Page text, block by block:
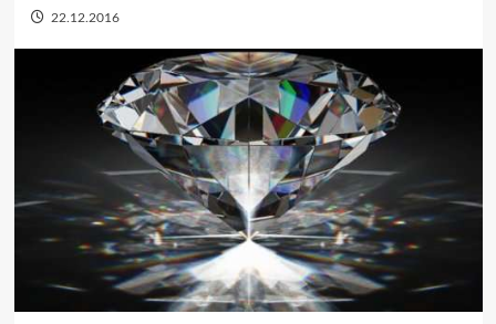
22.12.2016